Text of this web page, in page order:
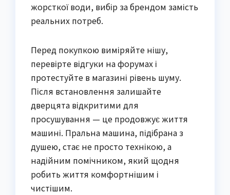
жорсткої води, вибір за брендом замість
реальних потреб.
Перед покупкою виміряйте нішу,
перевірте відгуки на форумах і
протестуйте в магазині рівень шуму.
Після встановлення залишайте
дверцята відкритими для
просушування — це продовжує життя
машині. Пральна машина, підібрана з
душею, стає не просто технікою, а
надійним помічником, який щодня
робить життя комфортнішим і
чистішим.